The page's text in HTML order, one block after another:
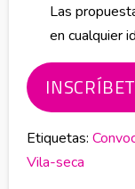
Las
en cualquier
Etiquetas:
Vila-seca